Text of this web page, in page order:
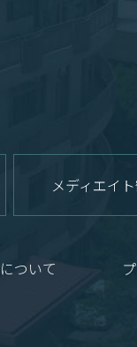
メディエイ
ついて